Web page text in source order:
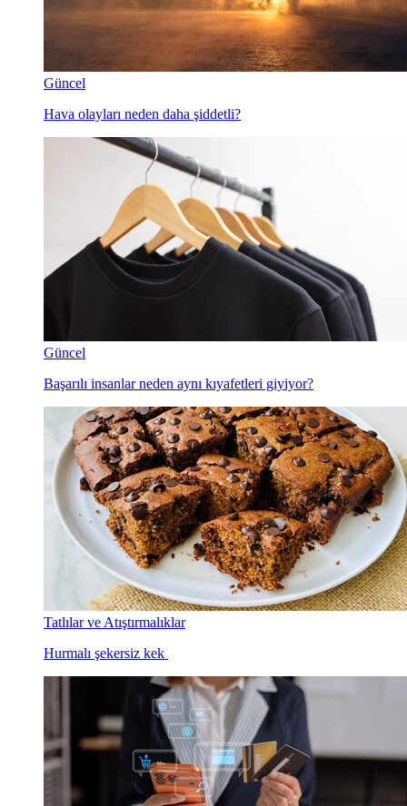
Güncel
Hava olayları neden daha şiddetli?
Güncel
Başarılı insanlar neden aynı kıyafetleri giyiyor?
Tatlılar ve Atıştırmalıklar
Hurmalı şekersiz kek